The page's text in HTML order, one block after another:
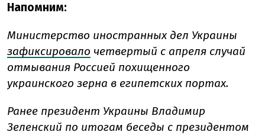
Напомним:
Министерство иностранных дел Украины
зафиксировало четвертый с апреля случай
отмывания Россией похищенного
украинского зерна в египетских портах.
Ранее президент Украины Владимир
Зеленский по итогам беседы с президентом